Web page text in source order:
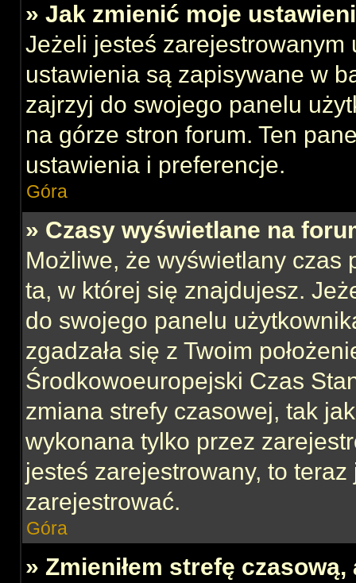
» Jak zmienić moje
Jeżeli jesteś zarejestrowanym
ustawienia są zapisywane w
zajrzyj do swojego panelu
na górze stron forum. Ten
ustawienia i preferencje.
Góra
» Czasy wyświetlane na
Możliwe, że wyświetlany czas
ta, w której się znajdujesz.
do swojego panelu
zgadzała się z Twoim
Środkowoeuropejski Czas
zmiana strefy czasowej, tak
wykonana tylko przez
jesteś zarejestrowany, to
zarejestrować.
Góra
» Zmieniłem strefę